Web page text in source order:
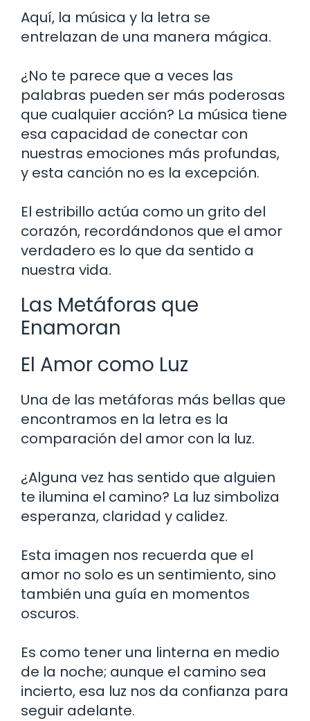
Aquí, la música y la letra se
entrelazan de una manera mágica.
¿No te parece que a veces las
palabras pueden ser más poderosas
que cualquier acción? La música tiene
esa capacidad de conectar con
nuestras emociones más profundas,
y esta canción no es la excepción.
El estribillo actúa como un grito del
corazón, recordándonos que el amor
verdadero es lo que da sentido a
nuestra vida.
Las Metáforas que
Enamoran
El Amor como Luz
Una de las metáforas más bellas que
encontramos en la letra es la
comparación del amor con la luz.
¿Alguna vez has sentido que alguien
te ilumina el camino? La luz simboliza
esperanza, claridad y calidez.
Esta imagen nos recuerda que el
amor no solo es un sentimiento, sino
también una guía en momentos
oscuros.
Es como tener una linterna en medio
de la noche; aunque el camino sea
incierto, esa luz nos da confianza para
seguir adelante.